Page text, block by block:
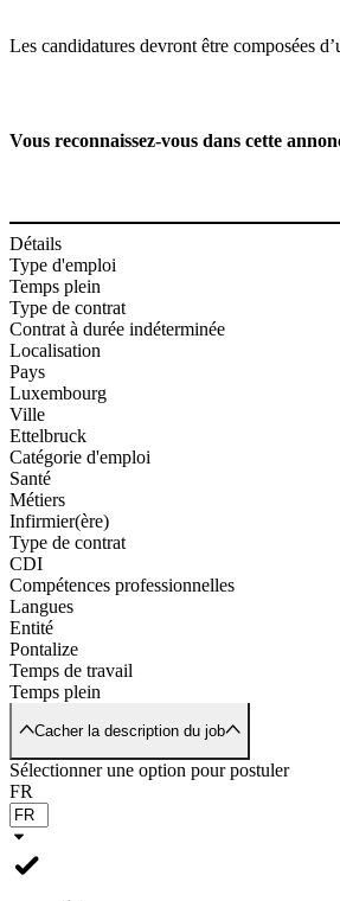
Les candidatures devront être composées
Vous reconnaissez-vous dans cette
Détails
Type d'emploi
Temps plein
Type de contrat
Contrat à durée indéterminée
Localisation
Pays
Luxembourg
Ville
Ettelbruck
Catégorie d'emploi
Santé
Métiers
Infirmier(ère)
Type de contrat
CDI
Compétences professionnelles
Langues
Entité
Pontalize
Temps de travail
Temps plein
Cacher la description du job
Sélectionner une option pour postuler
FR